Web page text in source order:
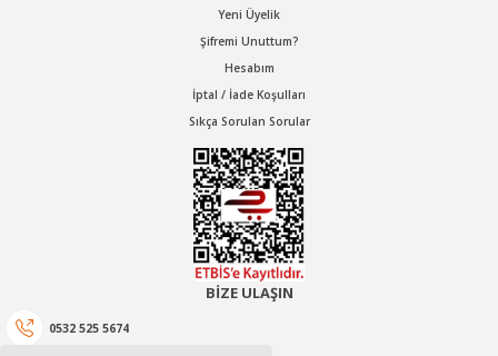
Yeni Üyelik
Şifremi Unuttum?
Hesabım
İptal / İade Koşulları
Sıkça Sorulan Sorular
BİZE ULAŞIN
0532 525 5674